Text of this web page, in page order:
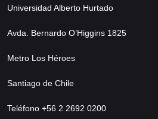
Universidad Alberto Hurtado
Avda. Bernardo O’Higgins 1825
Metro Los Héroes
Santiago de Chile
Teléfono +56 2 2692 0200